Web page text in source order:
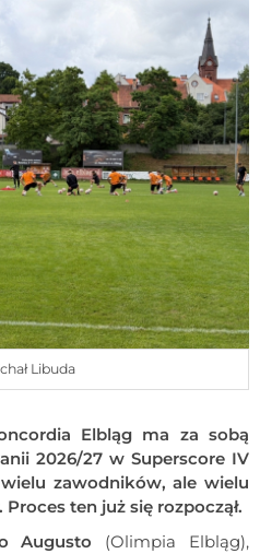
Libuda
Elbląg ma za sobą
2026/27 w Superscore IV
zawodników, ale wielu
ten już się rozpoczął.
Augusto (Olimpia Elbląg),